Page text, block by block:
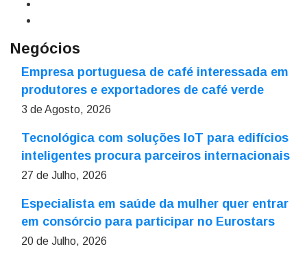
Negócios
Empresa portuguesa de café interessada em
produtores e exportadores de café verde
3 de Agosto, 2026
Tecnológica com soluções IoT para edifícios
inteligentes procura parceiros internacionais
27 de Julho, 2026
Especialista em saúde da mulher quer entrar
em consórcio para participar no Eurostars
20 de Julho, 2026